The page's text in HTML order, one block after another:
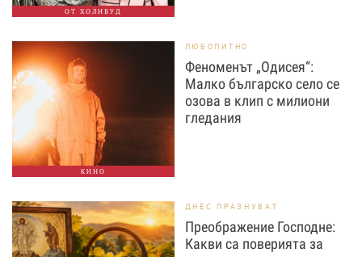
ОТ ХОЛИВУД
КИНО
ЛЮБОПИТНО
Феноменът „Одисея“:
Малко българско село се
озова в клип с милиони
гледания
ДНЕС ПРАЗНУВАТ
Преображение Господне:
Какви са поверията за